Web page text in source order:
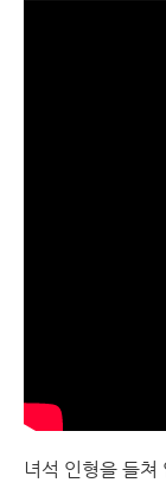
녀석 인형을 들